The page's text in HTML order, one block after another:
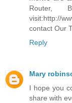
Router,
visit:http://
contact Our
Reply
Mary
I hope you
share with